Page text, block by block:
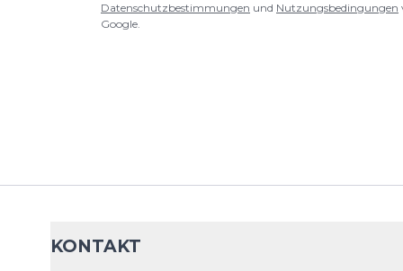
Datenschutzbestimmungen und Nutzungsbedingungen
Google.
KONTAKT